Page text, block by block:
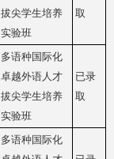
拔尖学生培养
实验班
取
多语种国际化
卓越外语人才
拔尖学生培养
实验班
已录
取
多语种国际化